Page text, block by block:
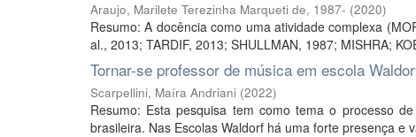
Araujo, Marilete Terezinha Marqueti de, 1987- (2020)
Resumo: A docência como uma atividade complexa
al., 2013; TARDIF, 2013; SHULLMAN, 1987; MISHRA;
Tornar-se professor de música em escola
Scarpellini, Maíra Andriani (2022)
Resumo: Esta pesquisa tem como tema o processo
brasileira. Nas Escolas Waldorf há uma forte presença e